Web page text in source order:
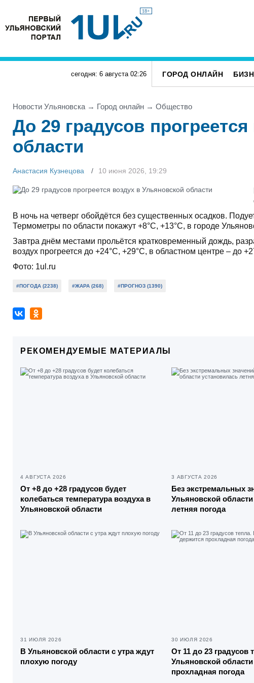
18+
сегодня: 6 августа 02:26 ГОРОД ОНЛАЙН
Новости Ульяновска → Город онлайн → Общество
До 29 градусов
области
Анастасия Кузнецова 10 июня 2026, 19:29
В ночь на четверг обойдётся без существенных осадков.
Термометры по области покажут +8°С, +13°С, в городе
Завтра днём местами прольётся кратковременный дождь,
воздух прогреется до +24°С, +29°С, в областном центре – до
Фото: 1ul.ru
#ПОГОДА (2238) #ЖАРА (268) #ПРОГНОЗ (1390)
РЕКОМЕНДУЕМЫЕ МАТЕРИАЛЫ
4 АВГУСТА 2026
От +8 до +28 градусов будет
колебаться температура воздуха в
Ульяновской области
3 АВГУСТА 2026
Без экстремальных
Ульяновской
летняя погода
31 ИЮЛЯ 2026
В Ульяновской области с утра ждут
плохую погоду
30 ИЮЛЯ 2026
От 11 до 23 градусов
Ульяновской
прохладная погода